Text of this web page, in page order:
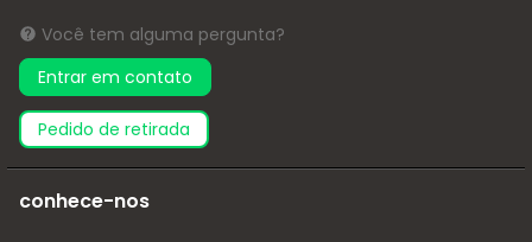
Você tem alguma pergunta?
Entrar em contato
pedido de retirada
conhece-nos